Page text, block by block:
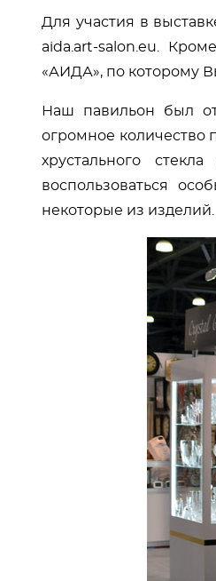
Для участия в
aida.art-salon.eu.
«АИДА», по которому
Наш павильон был
огромное количество
хрустального
воспользоваться
некоторые из изделий.